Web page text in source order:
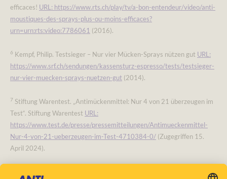
efficaces! URL: https://www.rts.ch/play/tv/a-bon-entendeur/video/anti-
moustiques-des-sprays-plus-ou-moins-efficaces?
urn=urn:rts:video:7786061 (2016).
6 Kempf, Philip. Testsieger – Nur vier Mücken-Sprays nützen gut URL:
https://www.srf.ch/sendungen/kassensturz-espresso/tests/testsieger-
nur-vier-muecken-sprays-nuetzen-gut (2014).
7 Stiftung Warentest. „Antimückenmittel: Nur 4 von 21 überzeugen im
Test“. Stiftung Warentest URL:
https://www.test.de/presse/pressemitteilungen/Antimueckenmittel-
Nur-4-von-21-ueberzeugen-im-Test-4710384-0/ (Zugegriffen 15.
April 2024).